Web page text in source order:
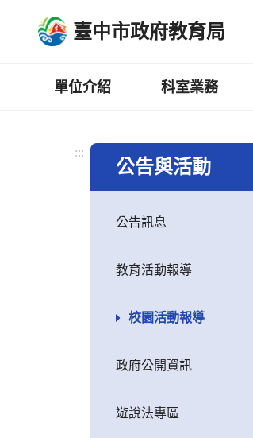
臺中市政府教育局
單位介紹 科室業務
:::
公告與活動
公告訊息
教育活動報導
校園活動報導
政府公開資訊
遊說法專區